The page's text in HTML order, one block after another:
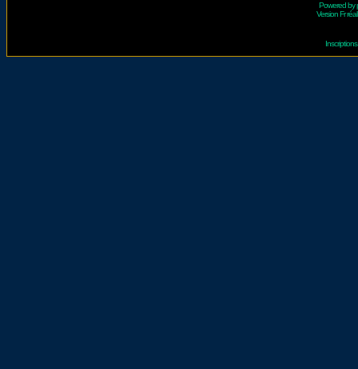
Powered by
Version Fr